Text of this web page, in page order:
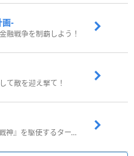
画-
融戦争を制覇しよう！
て敵を迎え撃て！
武器の『アビリティ』と『戦神』を駆使するターン制コマンドバトルRPG！